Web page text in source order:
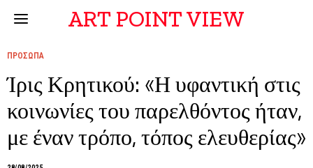
ART POINT VIEW
ΠΡΟΣΩΠΑ
Ίρις Κρητικού: «Η υφαντική στις
κοινωνίες του παρελθόντος ήταν,
με έναν τρόπο, τόπος ελευθερίας»